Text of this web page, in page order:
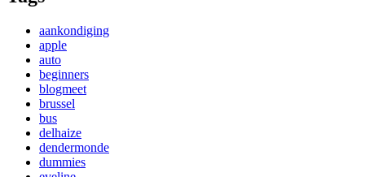
aankondiging
apple
auto
beginners
blogmeet
brussel
bus
delhaize
dendermonde
dummies